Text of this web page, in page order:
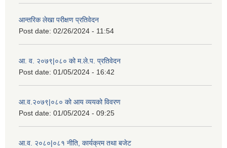
आन्तरिक लेखा परीक्षण प्रतिवेदन
Post date: 02/26/2024 - 11:54
आ. व. २०७९|०८० को म.ले.प. प्रतिवेदन
Post date: 01/05/2024 - 16:42
आ.व.२०७९|०८० को आय व्ययको विवरण
Post date: 01/05/2024 - 09:25
आ.व. २०८०|०८१ नीति, कार्यक्रम तथा बजेट